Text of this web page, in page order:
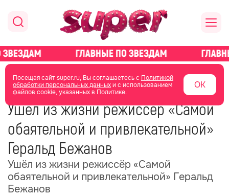
Посещая сайт super.ru, Вы соглашаетесь с Политикой
обработки персональных данныхи с использованием
файлов cookie, указанных в Политике.
ОК
главная общество
31 октября 2025 16:21
Ушёл из жизни режиссёр «Самой
обаятельной и привлекательной»
Геральд Бежанов
Ушёл из жизни режиссёр «Самой
обаятельной и привлекательной» Геральд
Бежанов